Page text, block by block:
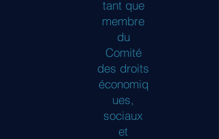
tant que
membre
du
Comité
des droits
économiq
ues,
sociaux
et